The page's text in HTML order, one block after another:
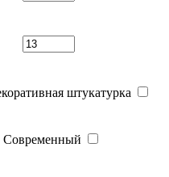
штукатурка
Современный